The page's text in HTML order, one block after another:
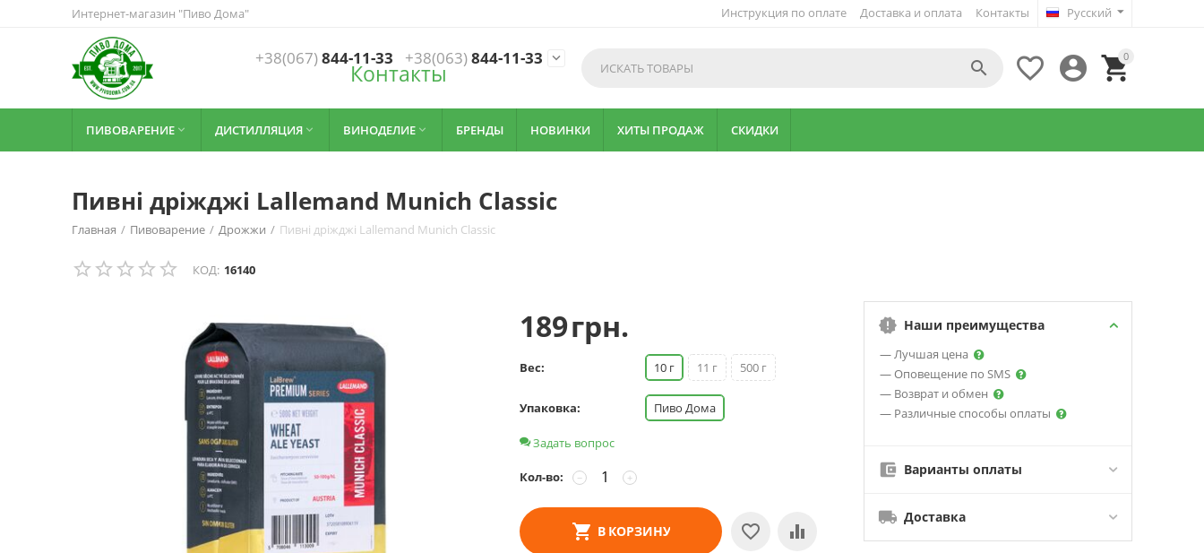
Интернет-магазин "Пиво Дома" Русский
Инструкция по оплате Доставка и оплата Контакты
+38(067)844-11-33 +38(063)844-11-33 
Контакты
0




ПИВОВАРЕНИЕ  ДИСТИЛЛЯЦИЯ  ВИНОДЕЛИЕ  БРЕНДЫ НОВИНКИ ХИТЫ ПРОДАЖ СКИДКИ
Пивні дріжджі Lallemand Munich Classic
Главная / Пивоварение / Дрожжи / Пивні дріжджі Lallemand Munich Classic
КОД: 16140
189грн.
Вес: 10 г 11 г 500 г
Упаковка: Пиво Дома
Задать вопрос
Кол-во: +
−
В КОРЗИНУ
Наши преимущества
— Лучшая цена
— Оповещение по SMS
— Возврат и обмен
— Различные способы оплаты
Варианты оплаты
Доставка